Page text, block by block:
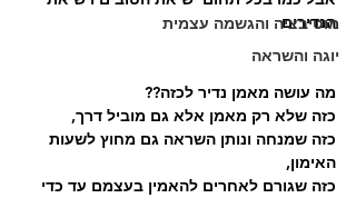
מוטיבציה והגשמה עצמית
יוגה והשראה
הנדירים
מה עושה מאמן נדיר לכזה??
כזה שלא רק מאמן אלא גם מוביל דרך,
כזה שמנחה ונותן השראה גם מחוץ לשעות
האימון,
כזה שגורם לאחרים להאמין בעצמם עד כדי